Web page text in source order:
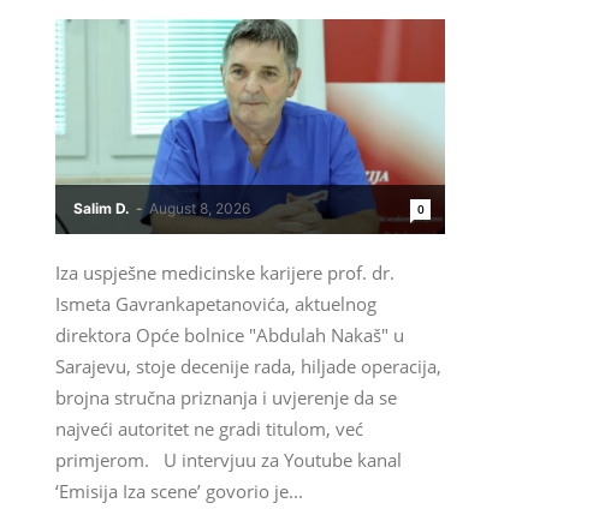
Salim D. - August 8, 2026 0
Iza uspješne medicinske karijere prof. dr.
Ismeta Gavrankapetanovića, aktuelnog
direktora Opće bolnice "Abdulah Nakaš" u
Sarajevu, stoje decenije rada, hiljade operacija,
brojna stručna priznanja i uvjerenje da se
najveći autoritet ne gradi titulom, već
primjerom. U intervjuu za Youtube kanal
‘Emisija Iza scene’ govorio je...